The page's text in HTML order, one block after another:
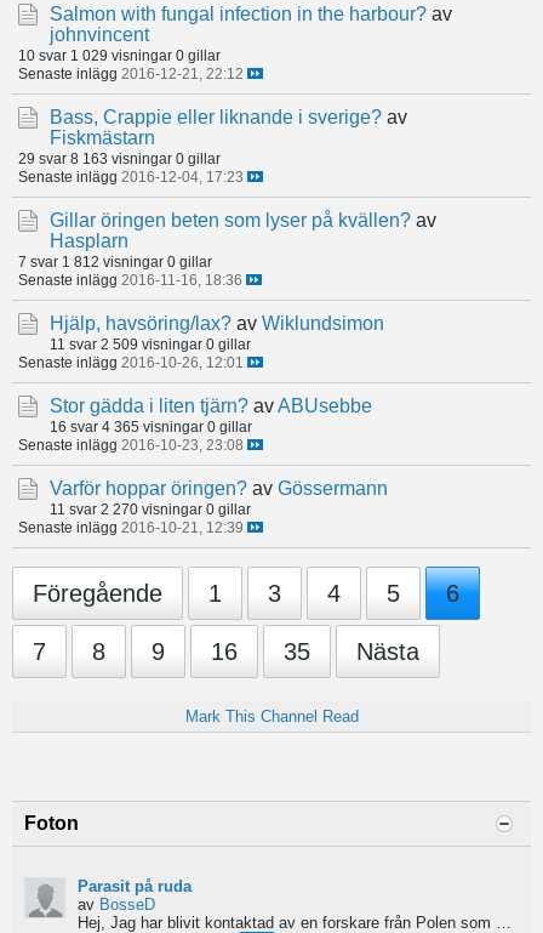
Salmon with fungal infection in the harbour? av
johnvincent
10 svar 1 029 visningar 0 gillar
Senaste inlägg 2016-12-21, 22:12
Bass, Crappie eller liknande i sverige? av
Fiskmästarn
29 svar 8 163 visningar 0 gillar
Senaste inlägg 2016-12-04, 17:23
Gillar öringen beten som lyser på kvällen? av
Hasplarn
7 svar 1 812 visningar 0 gillar
Senaste inlägg 2016-11-16, 18:36
Hjälp, havsöring/lax? av Wiklundsimon
11 svar 2 509 visningar 0 gillar
Senaste inlägg 2016-10-26, 12:01
Stor gädda i liten tjärn? avABUsebbe
16 svar 4 365 visningar 0 gillar
Senaste inlägg 2016-10-23, 23:08
Varför hoppar öringen? av Gössermann
11 svar 2 270 visningar 0 gillar
Senaste inlägg 2016-10-21, 12:39
Föregående 1 3 4 5 6
7 8 9 16 35 Nästa
Mark This Channel Read
Foton
Parasit på ruda
av BosseD
Hej, Jag har blivit kontaktad av en forskare från Polen som är på jakt efter material av...